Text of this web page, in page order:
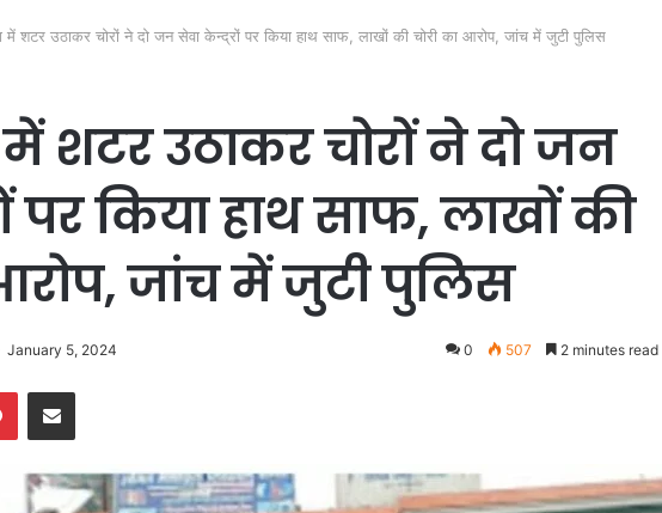
शटर उठाकर चोरों ने दो जन सेवा केन्द्रों पर किया हाथ साफ, लाखों की चोरी का आरोप, जांच में जुटी पुलिस
शटर उठाकर चोरों ने दो जन
पर किया हाथ साफ, लाखों की
जांच में जुटी पुलिस
January 5, 2024 0 507 2 minutes read
PinterestShare via Email